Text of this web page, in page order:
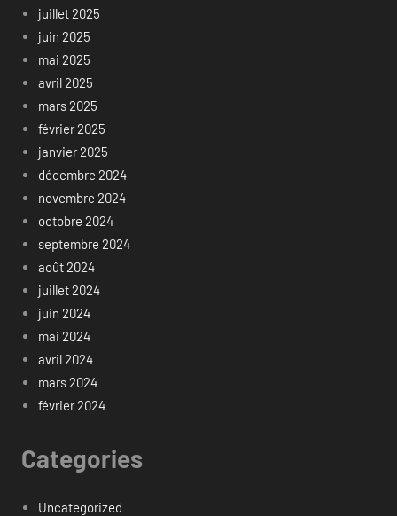
juillet 2025
juin 2025
mai 2025
avril 2025
mars 2025
février 2025
janvier 2025
décembre 2024
novembre 2024
octobre 2024
septembre 2024
août 2024
juillet 2024
juin 2024
mai 2024
avril 2024
mars 2024
février 2024
Categories
Uncategorized